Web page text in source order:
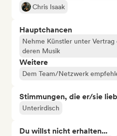
Chris Isaak
Hauptchancen
Nehme Künstler unter
deren Musik
Weitere
Dem Team/Netzwerk
Stimmungen, die er/sie
Unterirdisch
Du willst nicht erhalten...